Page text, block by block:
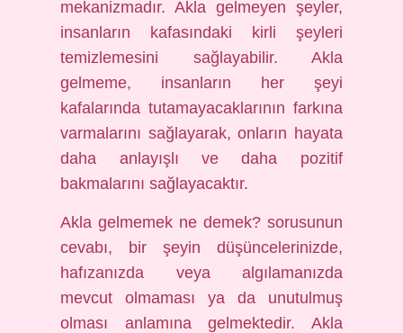
mekanizmadır. Akla gelmeyen şeyler,
insanların kafasındaki kirli şeyleri
temizlemesini sağlayabilir. Akla
gelmeme, insanların her şeyi
kafalarında tutamayacaklarının farkına
varmalarını sağlayarak, onların hayata
daha anlayışlı ve daha pozitif
bakmalarını sağlayacaktır.
Akla gelmemek ne demek? sorusunun
cevabı, bir şeyin düşüncelerinizde,
hafızanızda veya algılamanızda
mevcut olmaması ya da unutulmuş
olması anlamına gelmektedir. Akla